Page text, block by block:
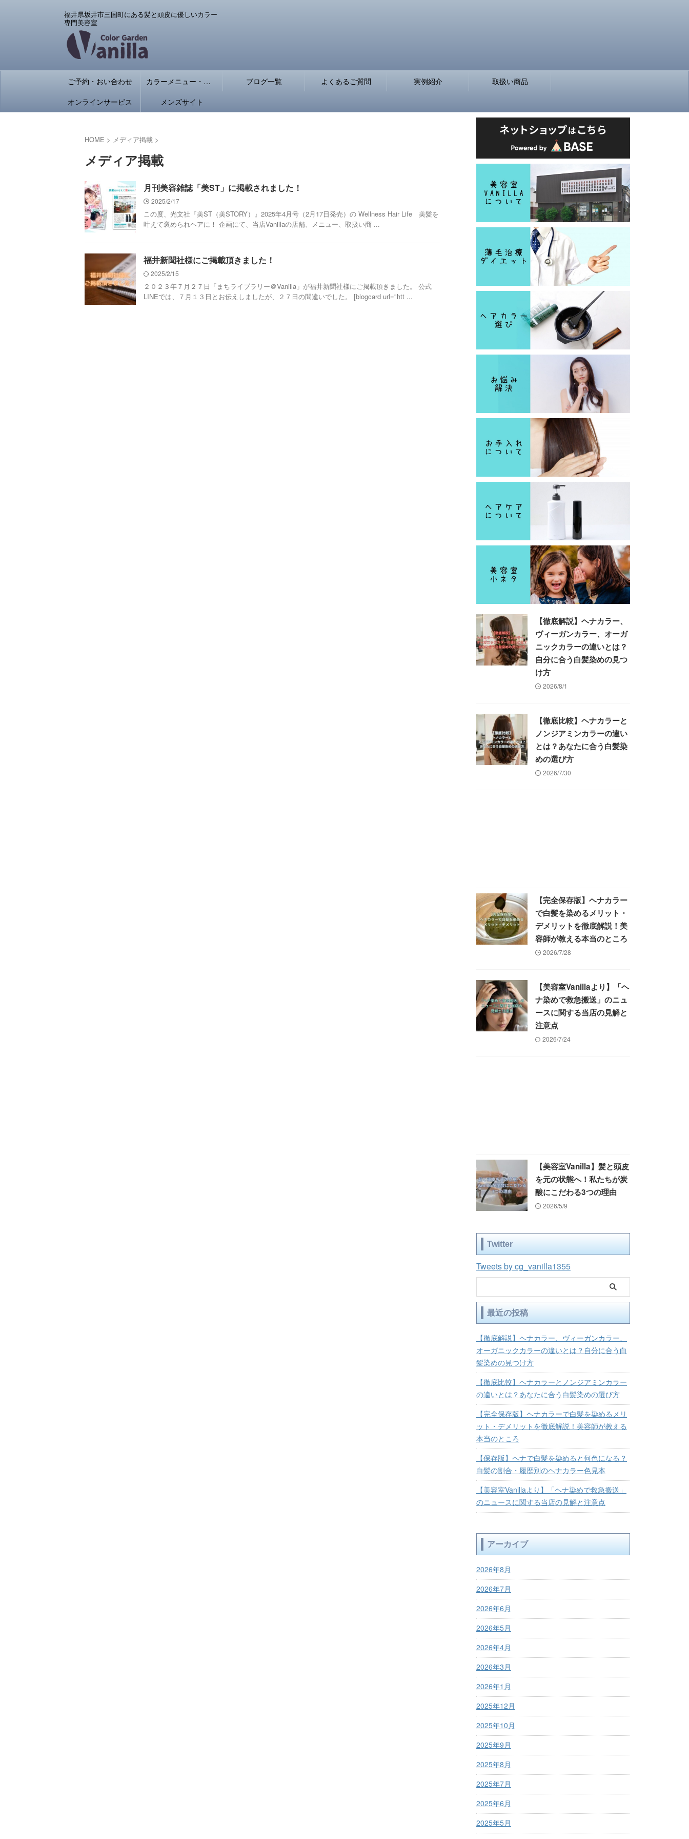
福井県坂井市三国町にある髪と頭皮に優しいカラー
専門美容室
ご予約・おい合わせ カラーメニュー・料金 ブログ一覧 よくあるご質問 実例紹介
取扱い商品
オンラインサービス
メンズサイト
HOME > メディア掲載 >
メディア掲載
月刊美容雑誌「美ST」に掲載されました！
2025/2/17
この度、光文社『美ST（美STORY）』2025年4月号（2月17日発売）の Wellness Hair Life 美髪を
叶えて褒められヘアに！ 企画にて、当店Vanillaの店舗、メニュー、取扱い商 ...
福井新聞社様にご掲載頂きました！
2025/2/15
２０２３年７月２７日「まちライブラリー＠Vanilla」が福井新聞社様にご掲載頂きました。 公式
LINEでは、７月１３日とお伝えしましたが、２７日の間違いでした。 [blogcard url="htt ...
【徹底解説】ヘナカラー、
ヴィーガンカラー、オーガ
ニックカラーの違いとは？
自分に合う白髪染めの見つ
け方
2026/8/1
【徹底比較】ヘナカラーと
ノンジアミンカラーの違い
とは？あなたに合う白髪染
めの選び方
2026/7/30
【完全保存版】ヘナカラー
で白髪を染めるメリット・
デメリットを徹底解説！美
容師が教える本当のところ
2026/7/28
【美容室Vanillaより】「ヘ
ナ染めで救急搬送」のニュ
ースに関する当店の見解と
注意点
2026/7/24
【美容室Vanilla】髪と頭皮
を元の状態へ！私たちが炭
酸にこだわる3つの理由
2026/5/9
Twitter
Tweets by cg_vanilla1355
最近の投稿
【徹底解説】ヘナカラー、ヴィーガンカラー、
オーガニックカラーの違いとは？自分に合う白
髪染めの見つけ方
【徹底比較】ヘナカラーとノンジアミンカラー
の違いとは？あなたに合う白髪染めの選び方
【完全保存版】ヘナカラーで白髪を染めるメリ
ット・デメリットを徹底解説！美容師が教える
本当のところ
【保存版】ヘナで白髪を染めると何色になる？
白髪の割合・履歴別のヘナカラー色見本
【美容室Vanillaより】「ヘナ染めで救急搬送」
のニュースに関する当店の見解と注意点
アーカイブ
2026年8月
2026年7月
2026年6月
2026年5月
2026年4月
2026年3月
2026年1月
2025年12月
2025年10月
2025年9月
2025年8月
2025年7月
2025年6月
2025年5月